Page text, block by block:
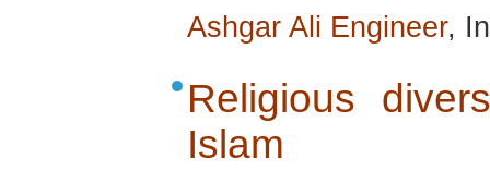
Ashgar Ali Engineer,
Religious
Islam